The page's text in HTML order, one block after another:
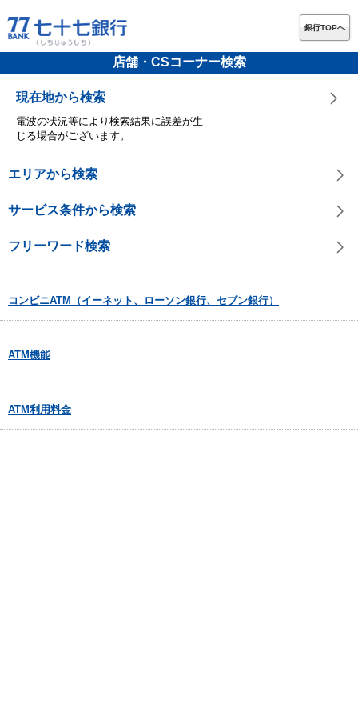
銀行TOPへ
店舗・CSコーナー検索
現在地から検索
電波の状況等により検索結果に誤差が生
じる場合がございます。
エリアから検索
サービス条件から検索
フリーワード検索
コンビニATM（イーネット、ローソン銀行、セブン銀行）
ATM機能
ATM利用料金